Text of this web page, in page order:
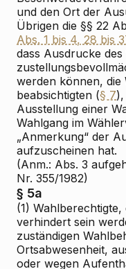
und den Ort der
Übrigen die §§ 22
Abs. 1 bis 4, 28 bis
dass Ausdrucke
werden können, die
beabsichtigten (§ 7
Ausstellung einer
Wahlgang im
„Anmerkung“ der
aufzuscheinen hat.
(Anm.: Abs. 3
Nr. 355/1982)
§ 5a
(1)
verhindert sein
zuständigen
Ortsabwesenheit,
oder wegen